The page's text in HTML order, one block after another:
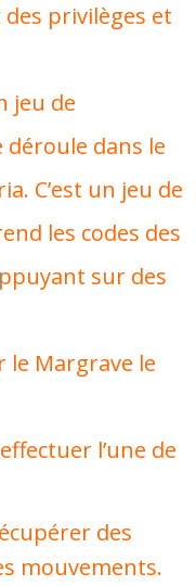
privilèges et
jeu de
déroule dans le
C’est un jeu de
les codes des
sur des
le Margrave le
l’une de
des
mouvements.